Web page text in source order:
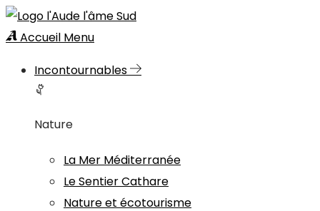
Accueil Menu
Incontournables
Nature
La Mer Méditerranée
Le Sentier Cathare
Nature et écotourisme